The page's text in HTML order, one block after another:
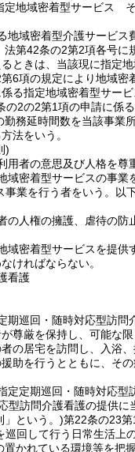
定地域密着型サービス
域密着型介護サービス
第42条の2第2項各号に
ときは、当該現に指定
項の規定により地域密
る指定地域密着型サービ
2の2第1項の申請に係
務延時間数を当該事業
法をいう。
)
者の意思及び人格を
域密着型サービスの事
事業を行う者をいう。以
の人権の擁護、虐待の
域密着型サービスを提
ければならない。
看護
期巡回・随時対応型訪問
尊厳を保持し、可能な
の居宅を訪問し、入浴
助を行うとともに、そ
定定期巡回・随時対応
型訪問介護看護の提供
」という。)第22条の23
巡回して行う日常生活上
かれている環境等を